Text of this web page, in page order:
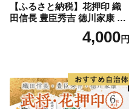
【ふるさと納税】花押印 織
田信長 豊臣秀吉 徳川家康 3
枚 セット 戦国 武将 小牧山城
墨絵 龍画師 書道アーティス
牧市 お取り寄せ 送料無料
4,000円